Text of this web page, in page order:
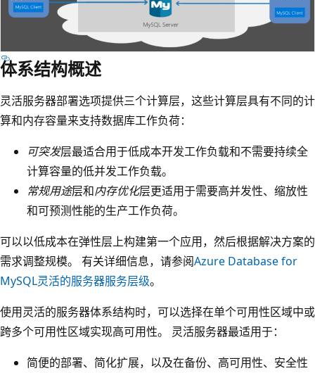
体系结构概述
灵活服务器部署选项提供三个计算层，这些计算层具有不同的计
算和内存容量来支持数据库工作负荷：
可突发层最适合用于低成本开发工作负载和不需要持续全
计算容量的低并发工作负载。
常规用途层和内存优化层更适用于需要高并发性、缩放性
和可预测性能的生产工作负荷。
可以以低成本在弹性层上构建第一个应用，然后根据解决方案的
需求调整规模。 有关详细信息，请参阅Azure Database for
MySQL灵活的服务器服务层级。
使用灵活的服务器体系结构时，可以选择在单个可用性区域中或
跨多个可用性区域实现高可用性。 灵活服务器最适用于：
简便的部署、简化扩展，以及在备份、高可用性、安全性